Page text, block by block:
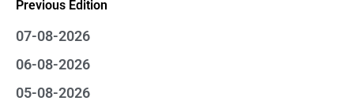
Previous Edition
07-08-2026
06-08-2026
05-08-2026